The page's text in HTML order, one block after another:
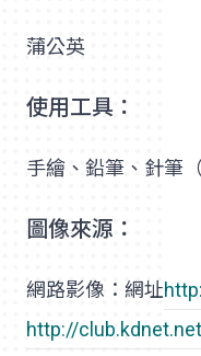
蒲公英
使用工具：
手繪、鉛筆、針筆（
圖像來源：
網路影像：網址
http://club.kdnet.net